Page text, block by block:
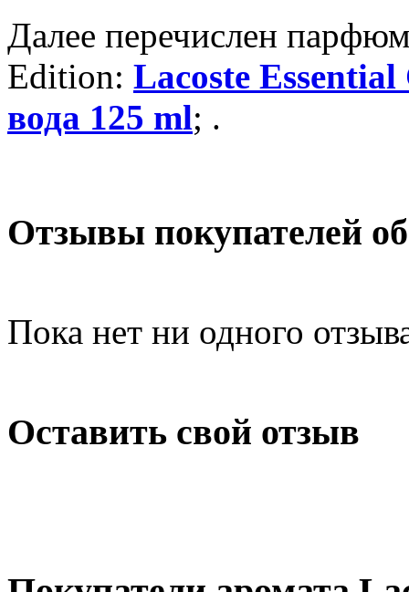
Далее перечислен
Edition: Lacoste
вода 125 ml; .
Отзывы покупателей
Пока нет ни одного
Оставить свой отзыв